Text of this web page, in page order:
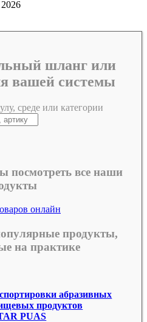
2026
шланг или
вашей системы
среде или категории
посмотреть все наши
онлайн
продукты,
на практике
абразивных
продуктов
PUAS